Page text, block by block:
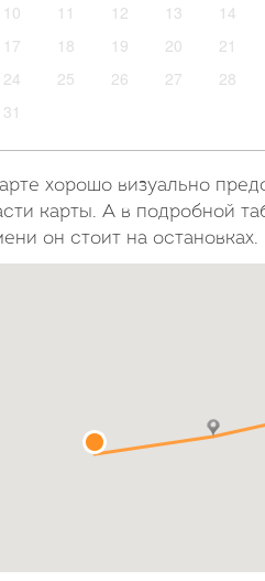
10
11 12 13 14
17
18 19 20 21
24
25 26 27 28
31
хорошо визуально
карты. А в подробной
он стоит на остановках.